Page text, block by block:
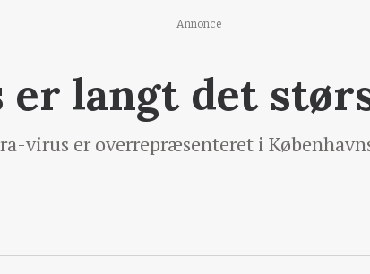
Annonce
er langt det
virus er overrepræsenteret i